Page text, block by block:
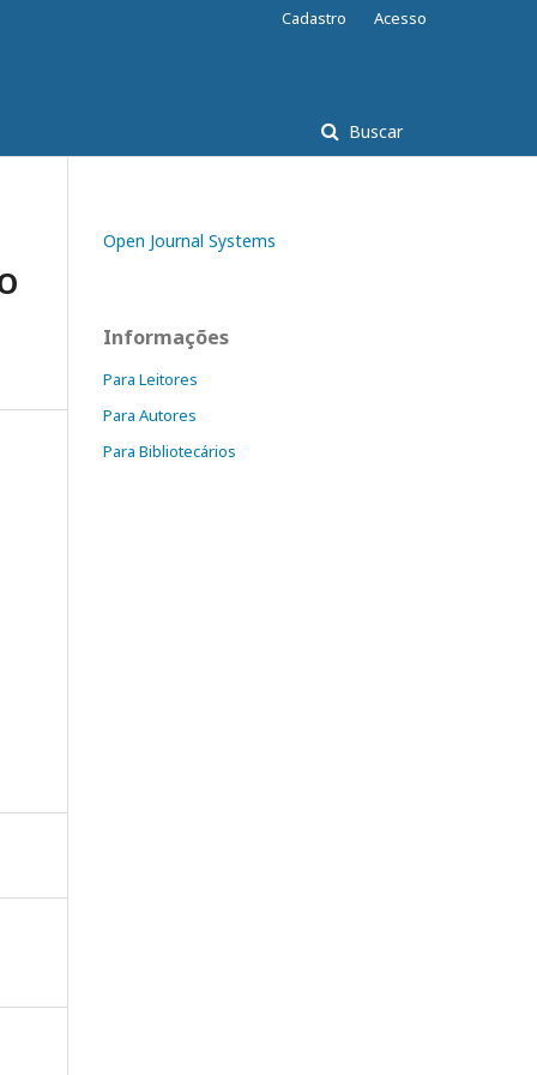
Buscar
Cadastro Acesso
Open Journal Systems
Informações
Para Leitores
Para Autores
Para Bibliotecários